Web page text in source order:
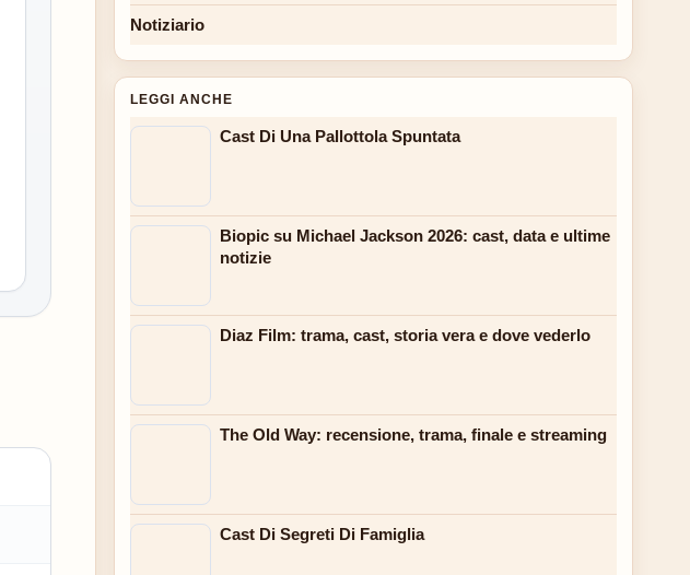
Notiziario
LEGGI ANCHE
Cast Di Una Pallottola Spuntata
Biopic su Michael Jackson 2026: cast, data e ultime
notizie
Diaz Film: trama, cast, storia vera e dove vederlo
The Old Way: recensione, trama, finale e streaming
Cast Di Segreti Di Famiglia